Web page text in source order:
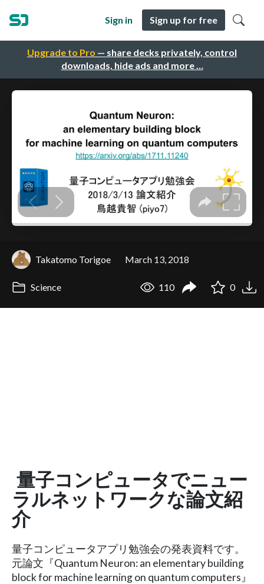
Upgrade to Pro — share decks privately, control
downloads, hide ads and more …
Sign in Sign up for free
Takatomo Torigoe March 13, 2018
Science 110 0
量子コンピュータでニュー
ラルネットワークな論文紹
介
量子コンピュータアプリ勉強会の発表資料です。
元論文『Quantum Neuron: an elementary building
block for machine learning on quantum computers』